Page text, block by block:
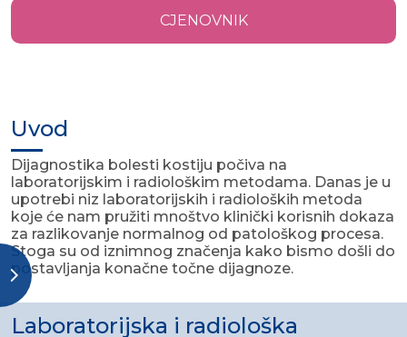
CJENOVNIK
Uvod
Dijagnostika bolesti kostiju počiva na
laboratorijskim i radiološkim metodama. Danas je u
upotrebi niz laboratorijskih i radioloških metoda
koje će nam pružiti mnoštvo klinički korisnih dokaza
za razlikovanje normalnog od patološkog procesa.
Stoga su od iznimnog značenja kako bismo došli do
postavljanja konačne točne dijagnoze.
Laboratorijska i radiološka